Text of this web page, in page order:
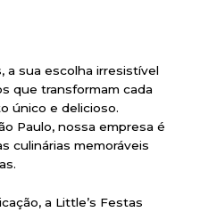
a sua escolha irresistível
que transformam cada
único e delicioso.
Paulo, nossa empresa é
culinárias memoráveis
a Little’s Festas